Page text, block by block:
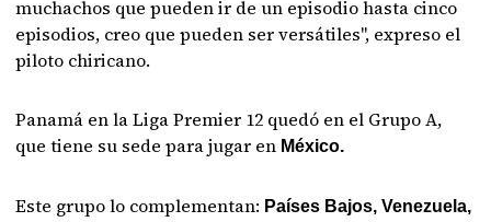
muchachos que pueden ir de un episodio hasta cinco
episodios, creo que pueden ser versátiles", expreso el
piloto chiricano.
Panamá en la Liga Premier 12 quedó en el Grupo A,
que tiene su sede para jugar en México.
Este grupo lo complementan: Países Bajos, Venezuela,